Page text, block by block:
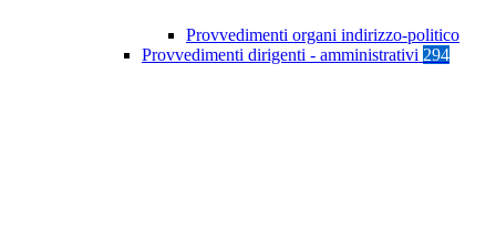
Provvedimenti organi indirizzo-politico
Provvedimenti dirigenti - amministrativi 294